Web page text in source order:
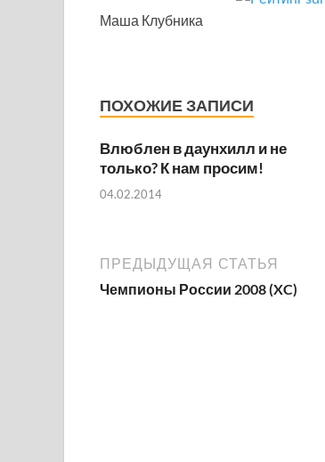
Маша Клубника
ПОХОЖИЕ ЗАПИСИ
Влюблен в даунхилл и не
только? К нам просим!
04.02.2014
ПРЕДЫДУЩАЯ СТАТЬЯ
Чемпионы России 2008 (XC)